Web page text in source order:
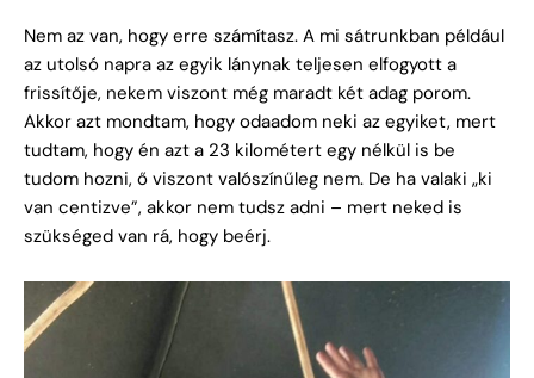
Nem az van, hogy erre számítasz. A mi sátrunkban például
az utolsó napra az egyik lánynak teljesen elfogyott a
frissítője, nekem viszont még maradt két adag porom.
Akkor azt mondtam, hogy odaadom neki az egyiket, mert
tudtam, hogy én azt a 23 kilométert egy nélkül is be
tudom hozni, ő viszont valószínűleg nem. De ha valaki „ki
van centizve”, akkor nem tudsz adni – mert neked is
szükséged van rá, hogy beérj.